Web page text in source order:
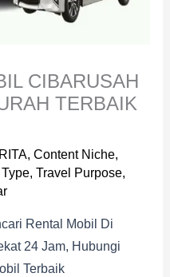
CIBARUSAH
TERBAIK
, Content Niche,
, Travel Purpose,
Rental Mobil Di
24 Jam, Hubungi
Terbaik